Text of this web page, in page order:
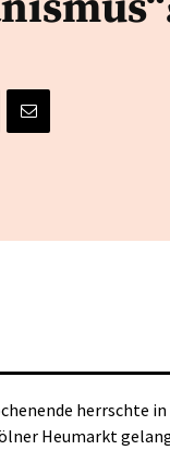
herrschte
Heumarkt